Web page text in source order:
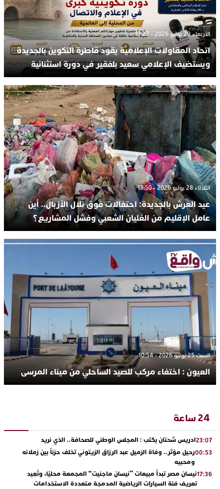
الأربعاء 29 يوليو 2026 - 17:27
اتحاد المقاولات الإعلامية يقود قاطرة التكوين بالجديدة
ويستضيف الإعلامي سعيد بلفقير في دورة استثنائية
الثلاثاء 28 يوليو 2026 - 13:50
عيد العرش بالجديدة: احتفالات فوق تلال الأزبال.. أين
عامل الإقليم من الغليان الشعبي وفشل المشاريع؟
السبت 25 يوليو 2026 - 10:54
العيون : اختفاء مركب للصيد الساحلي من ميناء المرسى
24 ساعة
23:07ادريس شحتان يكتب : المجلس الوطني للصحافة.. الذي نريد
00:53رحيل مؤثر.. وفاة الزميل عبد الرزاق الزيتوني تخلف حزناً بين زملائه
ومحبيه
17:36نيسان مصر تبدأ مبيعات “نيسان ماجنيت” المجمعة محليًا، وتُعِيد
تعريف فئة السيارات الرياضية المدمجة متعددة الاستخدامات